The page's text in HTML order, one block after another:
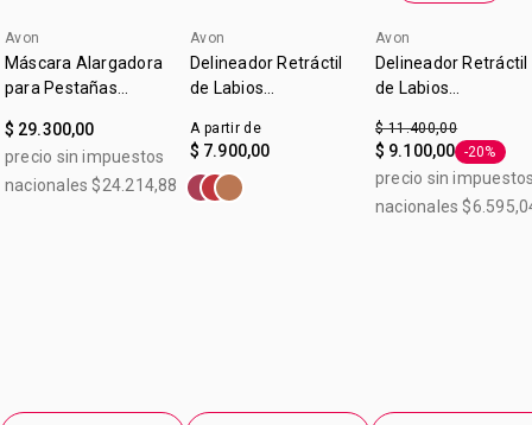
Avon
Máscara Alargadora
para Pestañas
$ 29.300,00
precio sin impuestos
nacionales $24.214,88
Avon
Delineador Retráctil
de Labios
Color Malva
A partir de
$ 7.900,00
Avon
Delineador Retráctil
de Labios
Color Malva 0,28 g
$ 11.400,00
$ 9.100,00 Etiqueta -
-20%
precio sin
nacionales